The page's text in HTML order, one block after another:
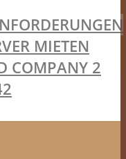
MIETEN
COMPANY 2